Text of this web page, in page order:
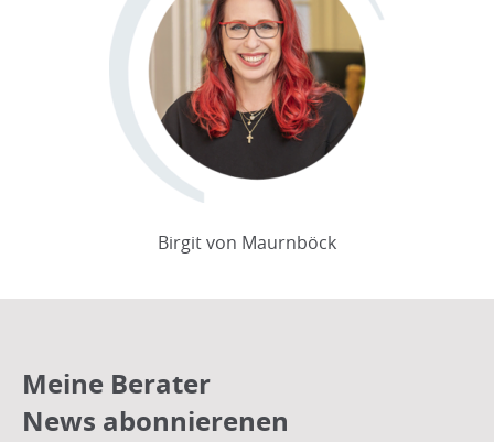
Birgit von Maurnböck
Meine Berater
News abonnierenen